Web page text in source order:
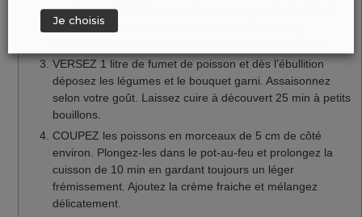
FAITES FONDRE le beurre dans une grande cocotte et
faites revenir les oignons jusqu'à ce qu'ils soient
VERSEZ 1 litre de fumet de poisson et dès l’ébullition
déposez les légumes et le bouquet garni. Assaisonnez
selon votre goût. Laissez cuire à découvert 25 min à petits
bouillons.
COUPEZ les poissons en morceaux de 5 cm de côté
environ. Plongez-les dans le pot-au-feu et prolongez la
cuisson de 10 min en gardant toujours un léger
frémissement. Ajoutez la crème fraiche et mélangez
délicatement.
Je choisis